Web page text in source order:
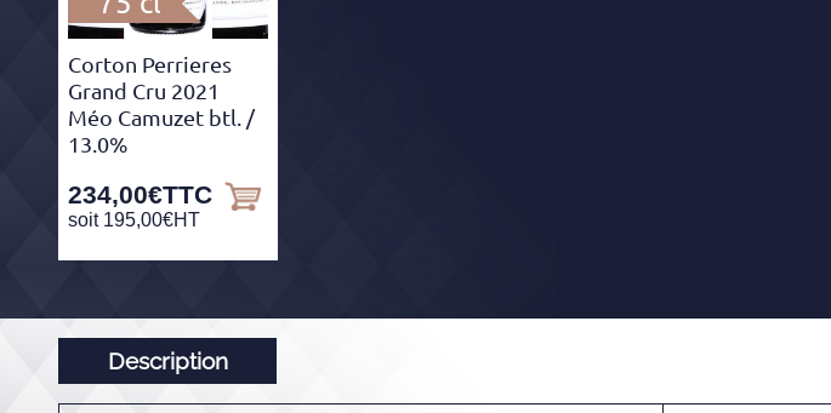
Corton Perrieres
Grand Cru 2021
Méo Camuzet btl. /
13.0%
234,00€TTC
soit 195,00€HT
Description